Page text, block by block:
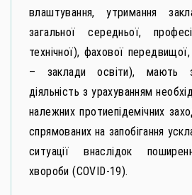
влаштування, утримання
загальної середньої,
технічної), фахової
– заклади освіти), мають
діяльність з урахуванням
належних протиепідемічних
спрямованих на запобігання
ситуації внаслідок
хвороби (СОVID-19).